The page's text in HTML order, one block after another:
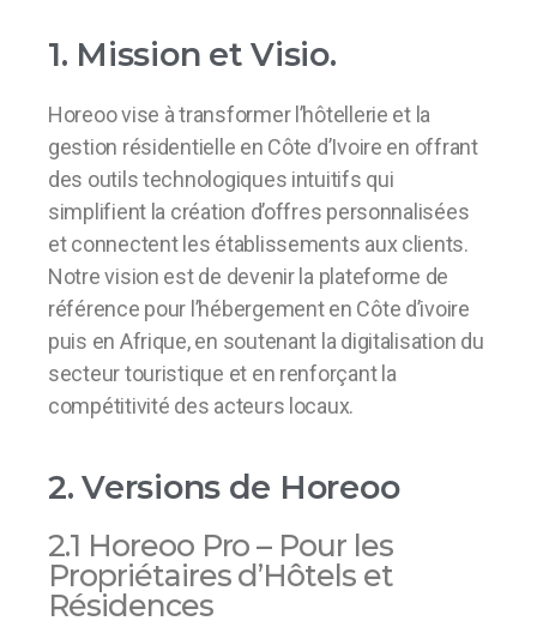
1. Mission et Visio.
Horeoo vise à transformer l’hôtellerie et la
gestion résidentielle en Côte d’Ivoire en offrant
des outils technologiques intuitifs qui
simplifient la création d’offres personnalisées
et connectent les établissements aux clients.
Notre vision est de devenir la plateforme de
référence pour l’hébergement en Côte d’ivoire
puis en Afrique, en soutenant la digitalisation du
secteur touristique et en renforçant la
compétitivité des acteurs locaux.
2. Versions de Horeoo
2.1 Horeoo Pro – Pour les
Propriétaires d’Hôtels et
Résidences